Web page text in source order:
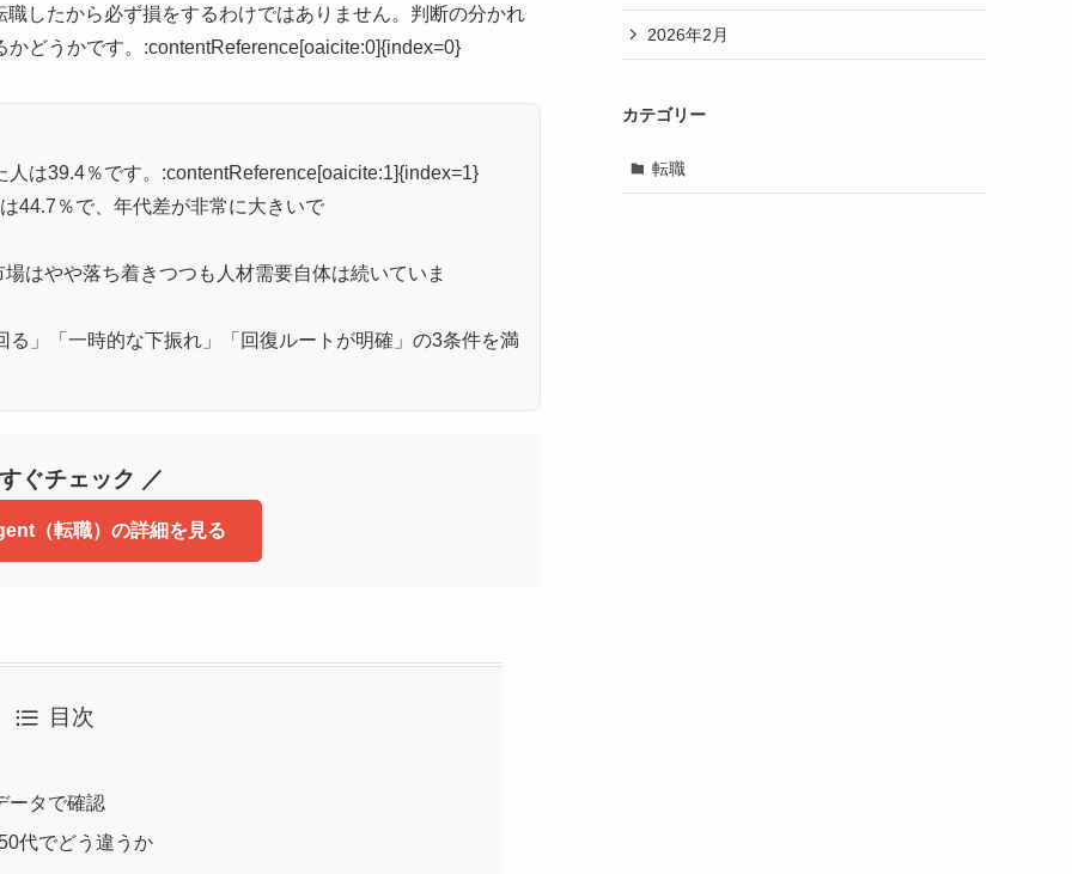
したから必ず損をするわけではありません。判断の分かれ
どうかです。:contentReference[oaicite:0]{index=0}
は39.4％です。:contentReference[oaicite:1]{index=1}
44.7％で、年代差が非常に大きいで
はやや落ち着きつつも人材需要自体は続いていま
」「一時的な下振れ」「回復ルートが明確」の3条件を満
ぐチェック ／
（転職）の詳細を見る
目次
ータで確認
代でどう違うか
2026年2月
カテゴリー
転職